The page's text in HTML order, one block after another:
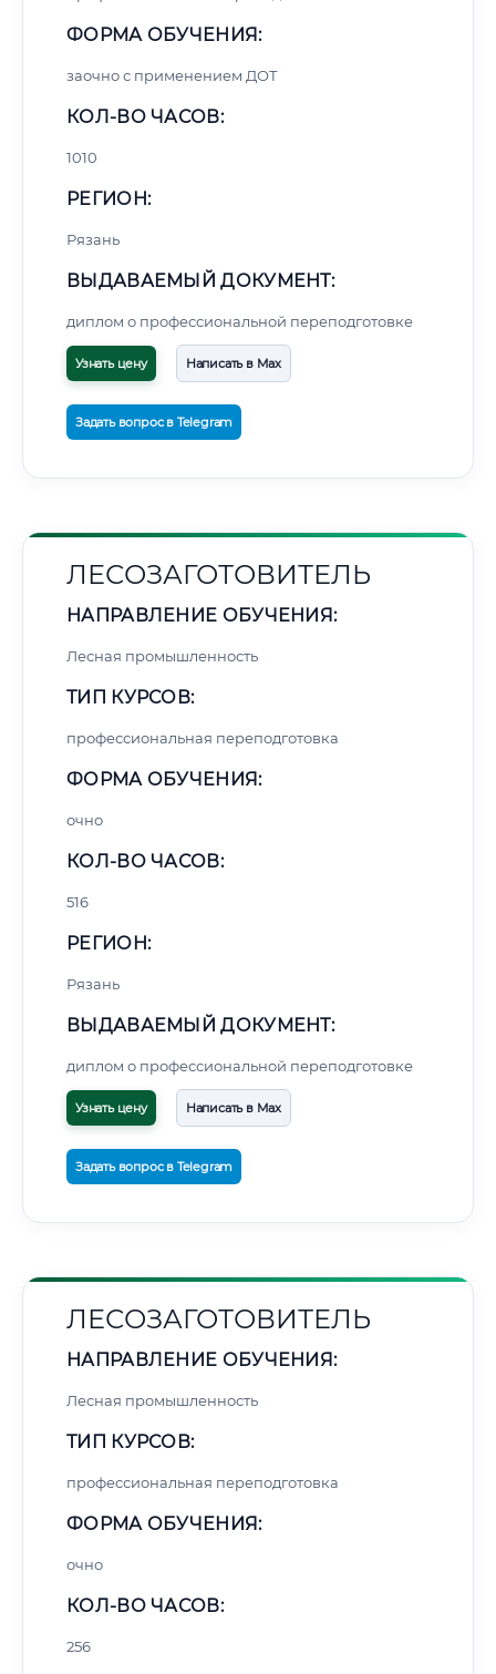
ФОРМА ОБУЧЕНИЯ:
заочно с применением ДОТ
КОЛ-ВО ЧАСОВ:
1010
РЕГИОН:
Рязань
ВЫДАВАЕМЫЙ ДОКУМЕНТ:
диплом о профессиональной переподготовке
Узнать цену Написать в Max
Задать вопрос в Telegram
ЛЕСОЗАГОТОВИТЕЛЬ
НАПРАВЛЕНИЕ ОБУЧЕНИЯ:
Лесная промышленность
ТИП КУРСОВ:
профессиональная переподготовка
ФОРМА ОБУЧЕНИЯ:
очно
КОЛ-ВО ЧАСОВ:
516
РЕГИОН:
Рязань
ВЫДАВАЕМЫЙ ДОКУМЕНТ:
диплом о профессиональной переподготовке
Узнать цену Написать в Max
Задать вопрос в Telegram
ЛЕСОЗАГОТОВИТЕЛЬ
НАПРАВЛЕНИЕ ОБУЧЕНИЯ:
Лесная промышленность
ТИП КУРСОВ:
профессиональная переподготовка
ФОРМА ОБУЧЕНИЯ:
очно
КОЛ-ВО ЧАСОВ:
256